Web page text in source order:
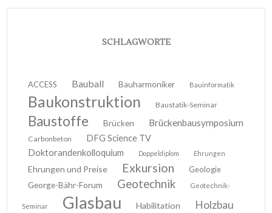
SCHLAGWORTE
ACCESS Bauball Bauharmoniker Bauinformatik
Baukonstruktion Baustatik-Seminar
Baustoffe Brücken Brückenbausymposium
Carbonbeton
DFG Science TV
Doktorandenkolloquium
Doppeldiplom Ehrungen
Ehrungen und Preise Exkursion
Geologie
George-Bähr-Forum
Geotechnik Geotechnik-
Seminar Glasbau Habilitation Holzbau